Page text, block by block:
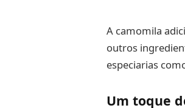
A camomila
outros
especiarias
Um toque